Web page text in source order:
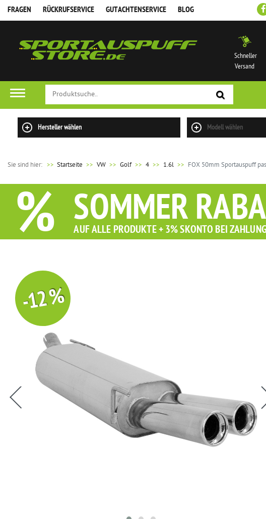
FRAGEN RÜCKRUFSERVICE GUTACHTENSERVICE BLOG
Schneller
Versand
Hersteller wählen Modell wählen
Sie sind hier: >> Startseite VW Golf 4 1.6l FOX 50mm Sportauspuff
% SOMMER
AUF ALLE PRODUKTE + 3% SKONTO BEI
-12 %
Sie erhalten Sie beim Kauf diesen Artikel Gratis eine Flasche